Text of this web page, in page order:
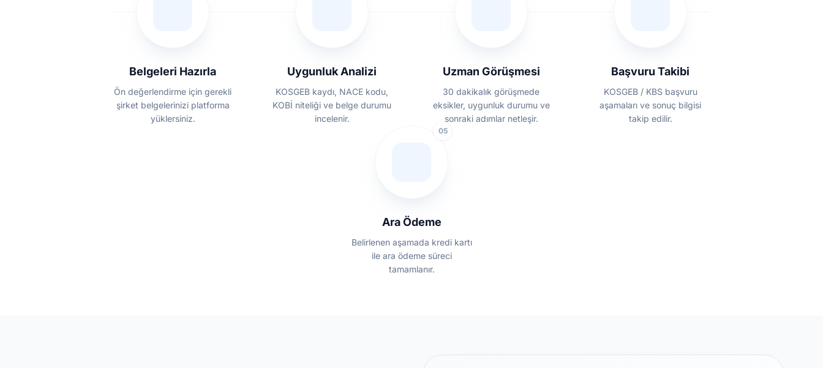
Belgeleri Hazırla
Ön değerlendirme için gerekli
şirket belgelerinizi platforma
yüklersiniz.
Uygunluk Analizi
KOSGEB kaydı, NACE kodu,
KOBİ niteliği ve belge durumu
incelenir.
Uzman Görüşmesi
30 dakikalık görüşmede
eksikler, uygunluk durumu ve
sonraki adımlar netleşir.
Başvuru Takibi
KOSGEB / KBS başvuru
aşamaları ve sonuç bilgisi
takip edilir.
05
Ara Ödeme
Belirlenen aşamada kredi kartı
ile ara ödeme süreci
tamamlanır.